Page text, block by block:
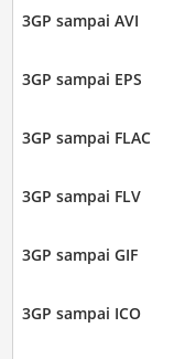
3GP sampai AVI
3GP sampai EPS
3GP sampai FLAC
3GP sampai FLV
3GP sampai GIF
3GP sampai ICO